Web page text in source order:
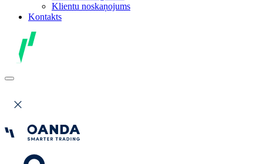
Klientu noskaņojums
Kontakts